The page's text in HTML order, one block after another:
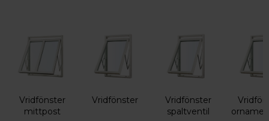
Vridfönster
mittpost
Vridfönster
Vridfönster
spaltventil